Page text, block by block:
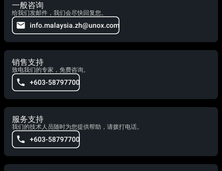
一般咨询
给我们发邮件，我们会尽快回复您。
info.malaysia.zh@unox.com
销售支持
致电我们的专家，免费咨询。
+603-58797700
服务支持
我们的技术人员随时为您提供帮助，请拨打电话。
+603-58797700